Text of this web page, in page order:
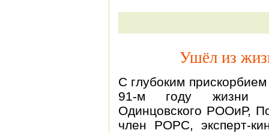
Ушёл из
С глубоким
91-м году жизни
Одинцовского РООиР,
член РОРС, эксперт-